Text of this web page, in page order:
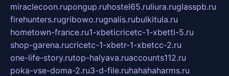
miraclecoon.rupongup.ruhostel65.ruliura.ruglasspb.ru
firehunters.rugribowo.rugnalis.rubulkitula.ru
hometown-france.ru1-xbeticricetc-1-xbetti-5.ru
shop-garena.rucricetc-1-xbetr-1-xbetcc-2.ru
one-life-story.rutop-halyava.ruaccounts112.ru
poka-vse-doma-2.ru3-d-file.ruhahahaharms.ru